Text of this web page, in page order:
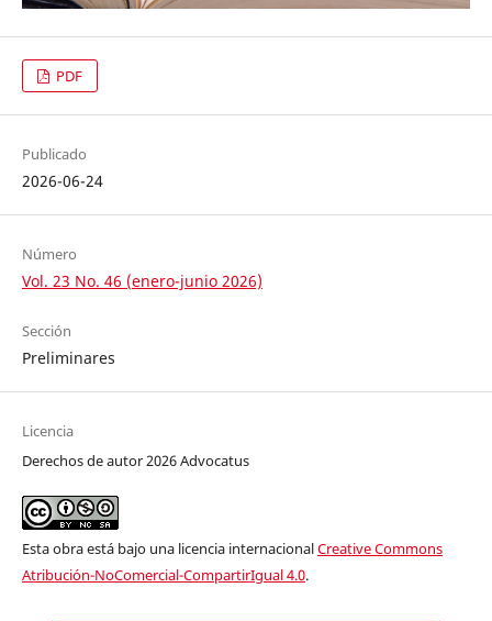
PDF
Publicado
2026-06-24
Número
Vol. 23 No. 46 (enero-junio 2026)
Sección
Preliminares
Licencia
Derechos de autor 2026 Advocatus
Esta obra está bajo una licencia internacionalCreative Commons
Atribución-NoComercial-CompartirIgual 4.0.